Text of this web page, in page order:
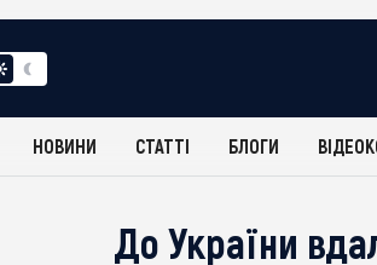
НОВИНИ СТАТТІ БЛОГИ
До України